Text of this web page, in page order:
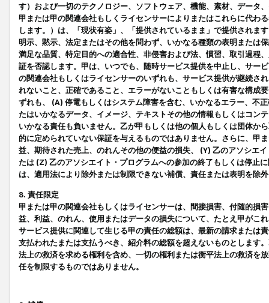
す）および一切のテクノロジー、ソフトウェア、機能、素材、データ
甲または甲の関連会社もしくライセンサーによりまたはこれらに代わ
します。）は、「現状有姿」、「提供されているまま」で提供されま
明示、黙示、法定またはその他を問わず、いかなる種類の表明または
満足な品質、特定目的への適合性、非侵害および法、慣習、取引過程
証を否認します。甲は、いつでも、随時サービス提供を中止し、サー
の関連会社もしくはライセンサーのいずれも、サービス提供が継続さ
れないこと、正確であること、エラーがないこともしくは有害な構成
ずれも、 (A) 停電もしくはシステム障害を含む、いかなるエラー、不
たはいかなるデータ、イメージ、テキストその他の情報もしくはコン
いかなる責任も負いません。乙が甲もしくは他の個人もしくは団体か
的に定められていない保証を与えるものではありません。さらに、甲
益、期待された売上、のれんその他の便益の損失、 (Y) 乙のアソシエ
たは (Z) 乙のアソシエイト・プログラムへの参加の終了もしくは停止
は、適用法により除外または制限できない補償、責任または表明を除
8. 責任限定
甲または甲の関連会社もしくはライセンサーは、間接損害、付随的損
益、利益、のれん、使用またはデータの損失について、たとえ甲がこ
サービス提供に関連して生じる甲の責任の総額は、最新の請求または
支払われたまたは支払うべき、紹介料の総額を超えないものとします
法上の救済を求める権利を含め、一切の権利または衡平法上の救済を
任を制限するものではありません。